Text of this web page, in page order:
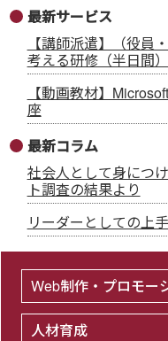
最新サービス
【講師派遣】（役員
考える研修（半日間）
【動画教材】
座
最新コラム
社会人として身につ
ト調査の結果より
リーダーとしての上
Web制作・プロモー
人材育成